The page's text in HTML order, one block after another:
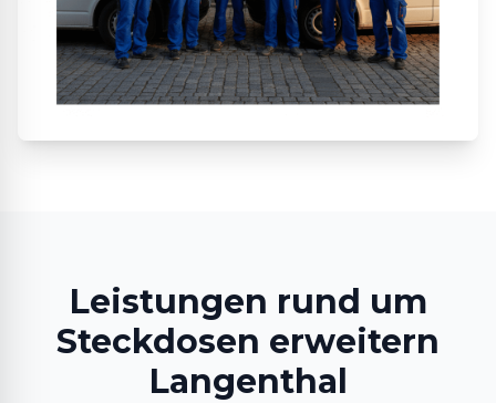
Leistungen rund um
Steckdosen erweitern
Langenthal